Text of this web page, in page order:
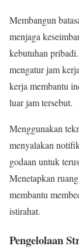
Membangun
menjaga
kebutuhan
mengatur jam
kerja membantu
luar jam tersebut.
Menggunakan
menyalakan
godaan untuk
Menetapkan
membantu
istirahat.
Pengelolaan